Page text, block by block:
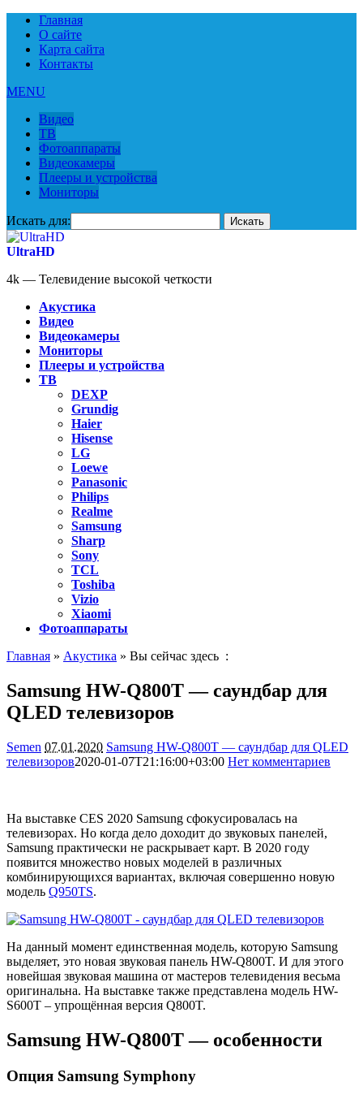
Главная
О сайте
Карта сайта
Контакты
MENU
Видео
ТВ
Фотоаппараты
Видеокамеры
Плееры и устройства
Мониторы
Искать для:
UltraHD
4k — Телевидение высокой четкости
Акустика
Видео
Видеокамеры
Мониторы
Плееры и устройства
ТВ
DEXP
Grundig
Haier
Hisense
LG
Loewe
Panasonic
Philips
Realme
Samsung
Sharp
Sony
TCL
Toshiba
Vizio
Xiaomi
Фотоаппараты
Главная » Акустика » Вы сейчас здесь :
Samsung HW-Q800T — саундбар для
QLED телевизоров
Semen 07.01.2020 Samsung HW-Q800T — саундбар для QLED
телевизоров2020-01-07T21:16:00+03:00 Нет комментариев
На выставке CES 2020 Samsung сфокусировалась на
телевизорах. Но когда дело доходит до звуковых панелей,
Samsung практически не раскрывает карт. В 2020 году
появится множество новых моделей в различных
комбинирующихся вариантах, включая совершенно новую
модель Q950TS.
На данный момент единственная модель, которую Samsung
выделяет, это новая звуковая панель HW-Q800T. И для этого
новейшая звуковая машина от мастеров телевидения весьма
оригинальна. На выставке также представлена модель HW-
S600T – упрощённая версия Q800T.
Samsung HW-Q800T — особенности
Опция Samsung Symphony